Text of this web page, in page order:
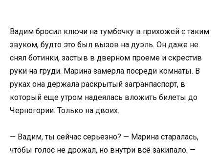
Вадим бросил ключи на тумбочку в прихожей с таким
звуком, будто это был вызов на дуэль. Он даже не
снял ботинки, застыв в дверном проеме и скрестив
руки на груди. Марина замерла посреди комнаты. В
руках она держала раскрытый загранпаспорт, в
который еще утром надеялась вложить билеты до
Черногории. Только на двоих.
— Вадим, ты сейчас серьезно? — Марина старалась,
чтобы голос не дрожал, но внутри всё закипало. —